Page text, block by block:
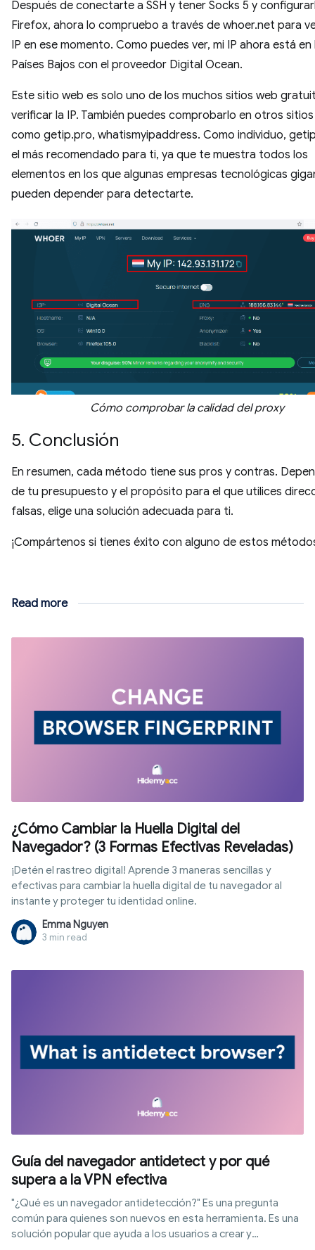
Después de conectarte a SSH y tener Socks 5 y
Firefox, ahora lo compruebo a través de whoer.net para
IP en ese momento. Como puedes ver, mi IP ahora está en
Países Bajos con el proveedor Digital Ocean.
Este sitio web es solo uno de los muchos sitios web
verificar la IP. También puedes comprobarlo en otros
como getip.pro, whatismyipaddress. Como individuo,
el más recomendado para ti, ya que te muestra todos los
elementos en los que algunas empresas tecnológicas
pueden depender para detectarte.
Cómo comprobar la calidad del proxy
5. Conclusión
En resumen, cada método tiene sus pros y contras.
de tu presupuesto y el propósito para el que utilices
falsas, elige una solución adecuada para ti.
¡Compártenos si tienes éxito con alguno de estos
Read more
¿Cómo Cambiar la Huella Digital del
Navegador? (3 Formas Efectivas Reveladas)
¡Detén el rastreo digital! Aprende 3 maneras sencillas y
efectivas para cambiar la huella digital de tu navegador al
instante y proteger tu identidad online.
Emma Nguyen
3 min read
Guía del navegador antidetect y por qué
supera a la VPN efectiva
"¿Qué es un navegador antidetección?" Es una pregunta
común para quienes son nuevos en esta herramienta. Es una
solución popular que ayuda a los usuarios a crear y